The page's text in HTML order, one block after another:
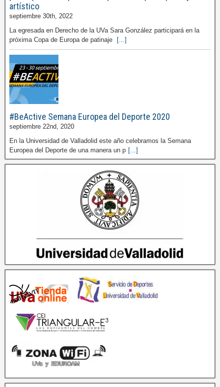
artístico
septiembre 30th, 2022
La egresada en Derecho de la UVa Sara González participará en la
próxima Copa de Europa de patinaje
[...]
#BeActive Semana Europea del Deporte 2020
septiembre 22nd, 2020
En la Universidad de Valladolid este año celebramos la Semana
Europea del Deporte de una manera un p [...]